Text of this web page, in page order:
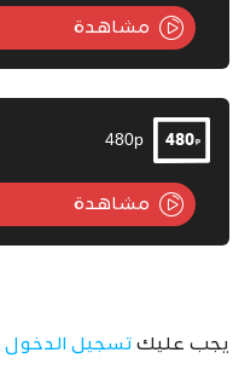
مشاهدة
480p
مشاهدة
يجب عليك تسجيل الدخول